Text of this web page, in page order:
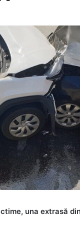
una extrasă